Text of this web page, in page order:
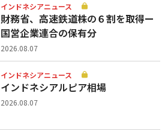
インドネシアニュース
財務省、高速鉄道株の６割を取得ー
国営企業連合の保有分
2026.08.07
インドネシアニュース
インドネシアルピア相場
2026.08.07